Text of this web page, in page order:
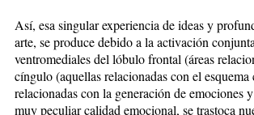
Así, esa singular experiencia de ideas y
arte, se produce debido a la activación
ventromediales del lóbulo frontal (áreas
cíngulo (aquellas relacionadas con el
relacionadas con la generación de emociones
muy peculiar calidad emocional, se trastoca